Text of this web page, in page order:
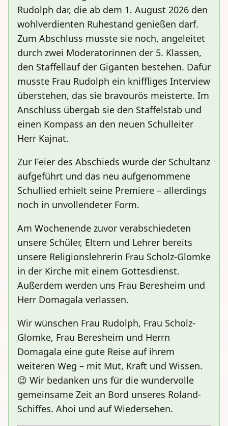
Rudolph dar, die ab dem 1. August 2026 den
wohlverdienten Ruhestand genießen darf.
Zum Abschluss musste sie noch, angeleitet
durch zwei Moderatorinnen der 5. Klassen,
den Staffellauf der Giganten bestehen. Dafür
musste Frau Rudolph ein kniffliges Interview
überstehen, das sie bravourös meisterte. Im
Anschluss übergab sie den Staffelstab und
einen Kompass an den neuen Schulleiter
Herr Kajnat.
Zur Feier des Abschieds wurde der Schultanz
aufgeführt und das neu aufgenommene
Schullied erhielt seine Premiere – allerdings
noch in unvollendeter Form.
Am Wochenende zuvor verabschiedeten
unsere Schüler, Eltern und Lehrer bereits
unsere Religionslehrerin Frau Scholz-Glomke
in der Kirche mit einem Gottesdienst.
Außerdem werden uns Frau Beresheim und
Herr Domagala verlassen.
Wir wünschen Frau Rudolph, Frau Scholz-
Glomke, Frau Beresheim und Herrn
Domagala eine gute Reise auf ihrem
weiteren Weg – mit Mut, Kraft und Wissen.
😉 Wir bedanken uns für die wundervolle
gemeinsame Zeit an Bord unseres Roland-
Schiffes. Ahoi und auf Wiedersehen.